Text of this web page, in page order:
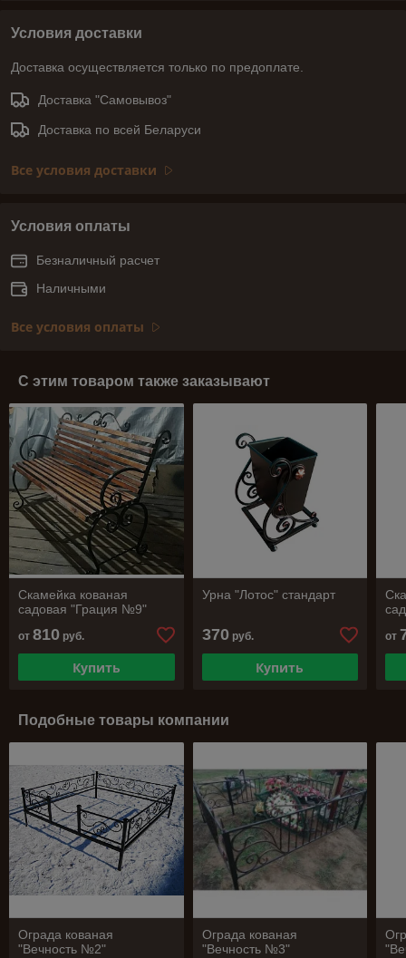
Условия доставки
Доставка осуществляется только по предоплате.
Доставка "Самовывоз"
Доставка по всей Беларуси
Все условия доставки
Условия оплаты
Безналичный расчет
Наличными
Все условия оплаты
С этим товаром также заказывают
Скамейка кованая
садовая "Грация №9"
от 810 руб.
Купить
Урна "Лотос" стандарт
370руб.
Купить
от
Подобные товары компании
Ограда кованая
"Вечность №2"
Ограда кованая
"Вечность №3"